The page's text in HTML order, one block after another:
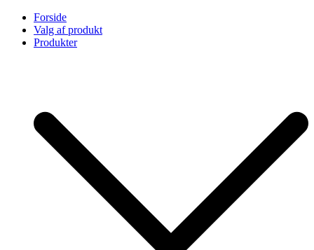
Skip
content
Forside
Valg af produkt
Produkter